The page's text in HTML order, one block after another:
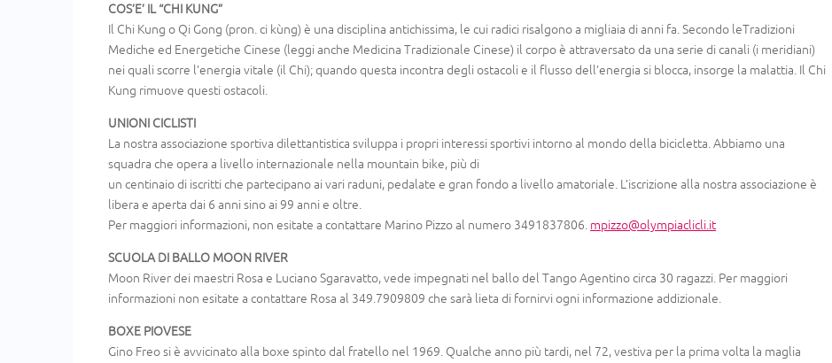
COS’E’ IL “CHI KUNG”
Il Chi Kung o Qi Gong (pron. ci kùng) è una disciplina antichissima, le cui radici risalgono a migliaia di anni fa. Secondo leTradizioni
Mediche ed Energetiche Cinese (leggi anche Medicina Tradizionale Cinese) il corpo è attraversato da una serie di canali (i meridiani)
nei quali scorre l’energia vitale (il Chi); quando questa incontra degli ostacoli e il flusso dell’energia si blocca, insorge la malattia. Il Chi
Kung rimuove questi ostacoli.
UNIONI CICLISTI
La nostra associazione sportiva dilettantistica sviluppa i propri interessi sportivi intorno al mondo della bicicletta. Abbiamo una
squadra che opera a livello internazionale nella mountain bike, più di
un centinaio di iscritti che partecipano ai vari raduni, pedalate e gran fondo a livello amatoriale. L’iscrizione alla nostra associazione è
libera e aperta dai 6 anni sino ai 99 anni e oltre.
Per maggiori informazioni, non esitate a contattare Marino Pizzo al numero 3491837806. mpizzo@olympiaclicli.it
SCUOLA DI BALLO MOON RIVER
Moon River dei maestri Rosa e Luciano Sgaravatto, vede impegnati nel ballo del Tango Agentino circa 30 ragazzi. Per maggiori
informazioni non esitate a contattare Rosa al 349.7909809 che sarà lieta di fornirvi ogni informazione addizionale.
BOXE PIOVESE
Gino Freo si è avvicinato alla boxe spinto dal fratello nel 1969. Qualche anno più tardi, nel 72, vestiva per la prima volta la maglia